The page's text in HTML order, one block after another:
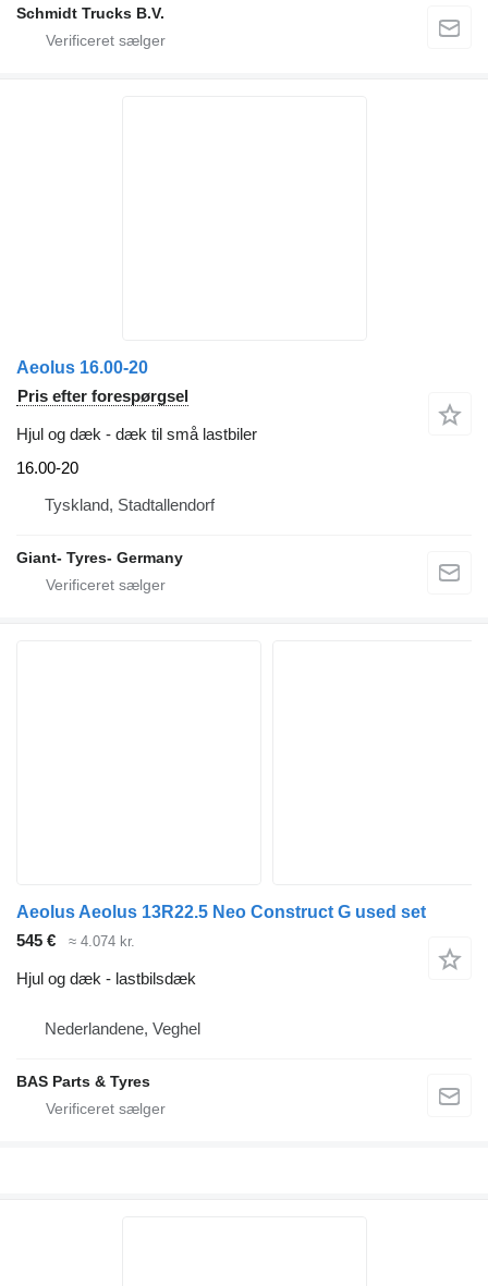
Schmidt Trucks B.V.
Aeolus 16.00-20
Pris efter forespørgsel
Hjul og dæk - dæk til små lastbiler
16.00-20
Tyskland, Stadtallendorf
Giant- Tyres- Germany
Aeolus Aeolus 13R22.5 Neo Construct G used set
545 €
≈ 4.074 kr.
Hjul og dæk - lastbilsdæk
Nederlandene, Veghel
BAS Parts & Tyres